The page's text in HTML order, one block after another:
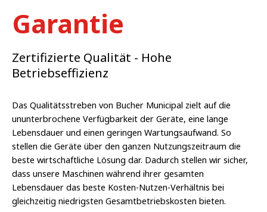
Garantie
Zertifizierte Qualität - Hohe
Betriebseffizienz
Das Qualitätsstreben von Bucher Municipal zielt auf die
ununterbrochene Verfügbarkeit der Geräte, eine lange
Lebensdauer und einen geringen Wartungsaufwand. So
stellen die Geräte über den ganzen Nutzungszeitraum die
beste wirtschaftliche Lösung dar. Dadurch stellen wir sicher,
dass unsere Maschinen während ihrer gesamten
Lebensdauer das beste Kosten-Nutzen-Verhältnis bei
gleichzeitig niedrigsten Gesamtbetriebskosten bieten.